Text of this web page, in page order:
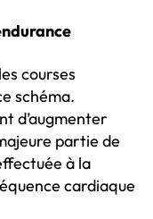
courses
schéma.
d’augmenter
partie de
à la
cardiaque